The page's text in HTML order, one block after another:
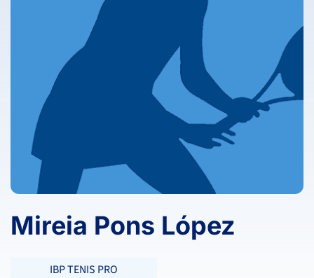
Mireia Pons López
IBP TENIS PRO